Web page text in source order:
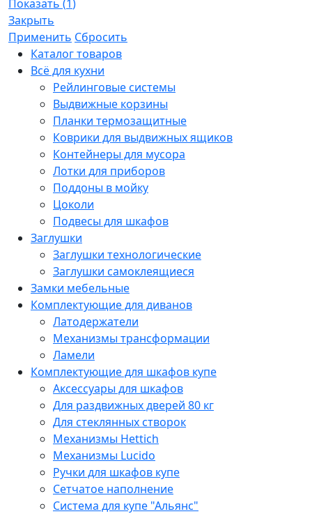
Показать (1 )
Закрыть
Применить Сбросить
Каталог товаров
Всё для кухни
Рейлинговые системы
Выдвижные корзины
Планки термозащитные
Коврики для выдвижных ящиков
Контейнеры для мусора
Лотки для приборов
Поддоны в мойку
Цоколи
Подвесы для шкафов
Заглушки
Заглушки технологические
Заглушки самоклеящиеся
Замки мебельные
Комплектующие для диванов
Латодержатели
Механизмы трансформации
Ламели
Комплектующие для шкафов купе
Аксессуары для шкафов
Для раздвижных дверей 80 кг
Для стеклянных створок
Механизмы Hettich
Механизмы Lucido
Ручки для шкафов купе
Сетчатое наполнение
Система для купе "Альянс"